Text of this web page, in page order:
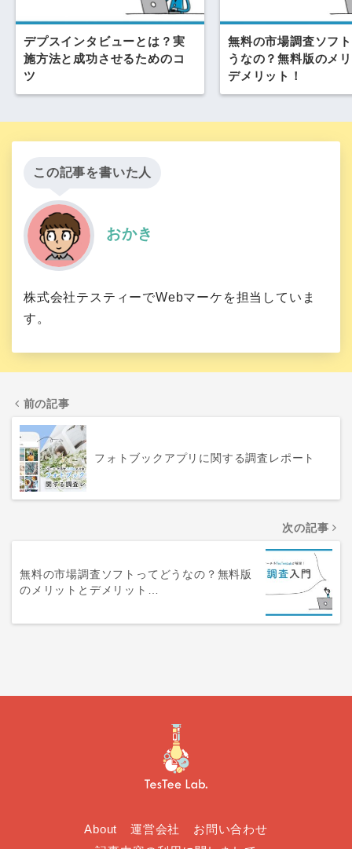
デプスインタビューとは？実
施方法と成功させるためのコ
ツ
無料の市場調査ソフ
うなの？無料版のメ
デメリット！
この記事を書いた人
おかき
株式会社テスティーでWebマーケを担当していま
す。
前の記事
フォトブックアプリに関する調査レポート
次の記事
無料の市場調査ソフトってどうなの？無料版
のメリットとデメリット…
About 運営会社
お問い合わせ